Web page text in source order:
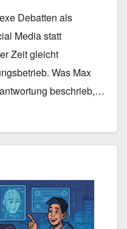
Debatten als
Media statt
Zeit gleicht
Was Max
beschrieb,…